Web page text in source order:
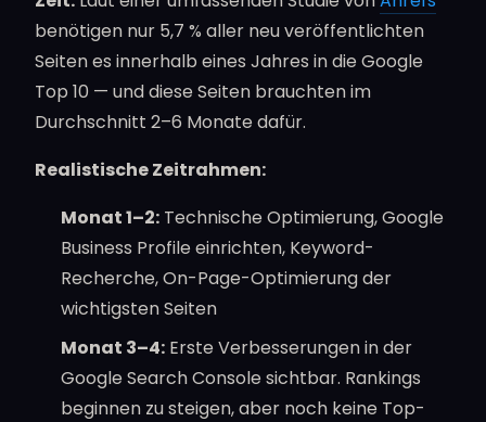
benötigen nur 5,7 % aller neu veröffentlichten
Seiten es innerhalb eines Jahres in die Google
Top 10 — und diese Seiten brauchten im
Durchschnitt 2–6 Monate dafür.
Realistische Zeitrahmen:
Monat 1–2: Technische Optimierung, Google
Business Profile einrichten, Keyword-
Recherche, On-Page-Optimierung der
wichtigsten Seiten
Monat 3–4: Erste Verbesserungen in der
Google Search Console sichtbar. Rankings
beginnen zu steigen, aber noch keine Top-